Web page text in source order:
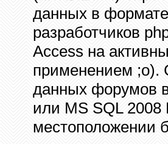
данных в
разработчиков
Access на
применением ;o).
данных форумов
или MS SQL
местоположении